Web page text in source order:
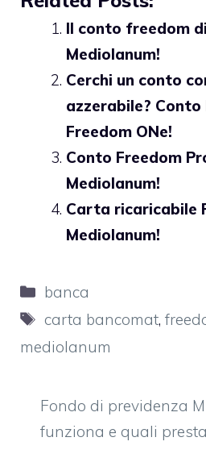
Il conto freedom
Mediolanum!
Cerchi un conto
azzerabile? Conto
Freedom ONe!
Conto Freedom
Mediolanum!
Carta ricaricabile
Mediolanum!
Categorie
banca
Tag
carta bancomat,
mediolanum
Fondo di previdenza
funziona e quali